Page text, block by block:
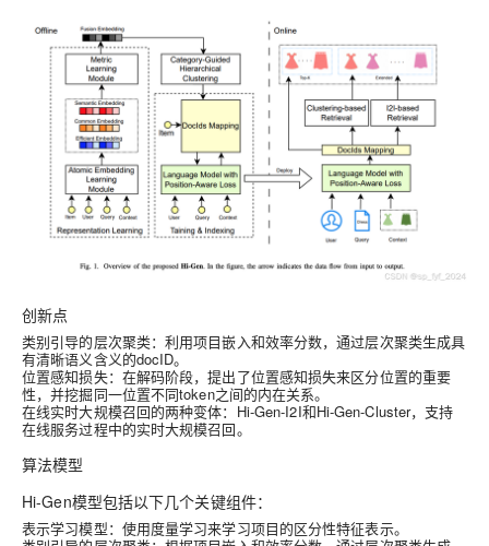
创新点
类别引导的层次聚类：利用项目嵌入和效率分数，通过层次聚类生成具
有清晰语义含义的docID。
位置感知损失：在解码阶段，提出了位置感知损失来区分位置的重要
性，并挖掘同一位置不同token之间的内在关系。
在线实时大规模召回的两种变体：Hi-Gen-I2I和Hi-Gen-Cluster，支持
在线服务过程中的实时大规模召回。
算法模型
Hi-Gen模型包括以下几个关键组件：
表示学习模型：使用度量学习来学习项目的区分性特征表示。